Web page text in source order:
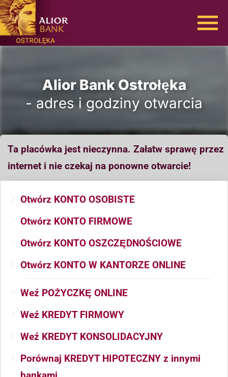
Alior Bank Ostrołęka
- adres i godziny otwarcia
Ta placówka jest nieczynna. Załatw sprawę przez
internet i nie czekaj na ponowne otwarcie!
Otwórz KONTO OSOBISTE
Otwórz KONTO FIRMOWE
Otwórz KONTO OSZCZĘDNOŚCIOWE
Otwórz KONTO W KANTORZE ONLINE
Weź POŻYCZKĘ ONLINE
Weź KREDYT FIRMOWY
Weź KREDYT KONSOLIDACYJNY
Porównaj KREDYT HIPOTECZNY z innymi